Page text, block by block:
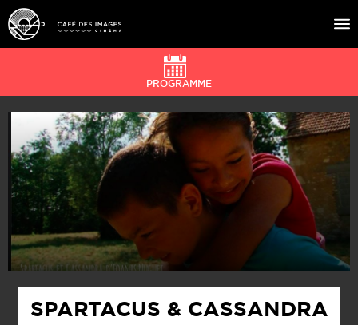
À L’AFFICHE
ÉVÉNEMENTS
CAFÉ DU CINÉ
PRATIQUE
ÉDUCATION AUX IMAGES
SPARTACUS & CASSANDRA
PROGRAMME